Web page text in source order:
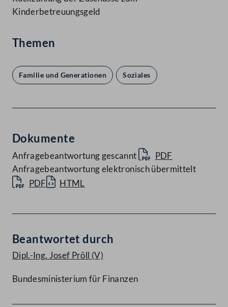
Kinderbetreuungsgeld
Themen
Familie und Generationen Soziales
Dokumente
Anfragebeantwortung gescannt
PDF
Anfragebeantwortung elektronisch übermittelt
PDF
HTML
Beantwortet durch
Dipl.-Ing. Josef Pröll (V)
Bundesministerium für Finanzen